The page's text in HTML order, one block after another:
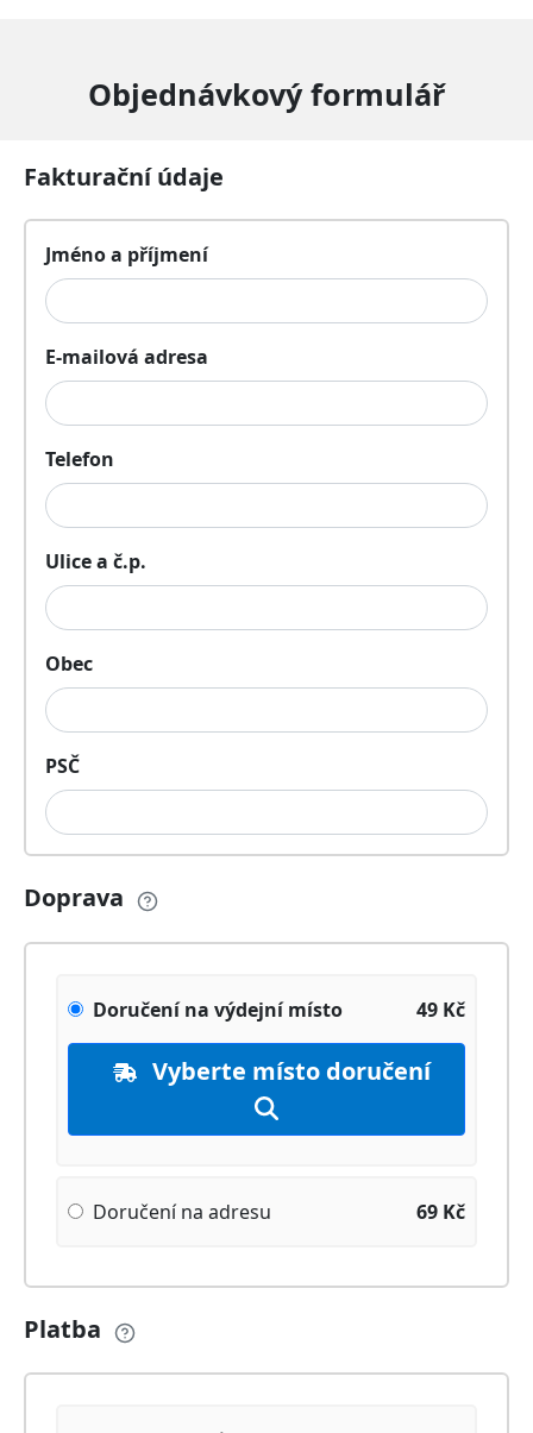
Objednávkový formulář
Fakturační údaje
Jméno a příjmení
E-mailová adresa
Telefon
Ulice a č.p.
Obec
PSČ
Doprava
Doručení na výdejní místo 49 Kč
Vyberte místo doručení
Doručení na adresu 69 Kč
Platba